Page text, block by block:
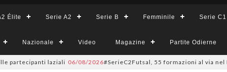
Élite Serie A2 Serie B Femminile Serie C1
Nazionale Video Magazine Partite Odierne
laziali 06/08/2026#SerieC2Futsal, 55 formazioni al via nel